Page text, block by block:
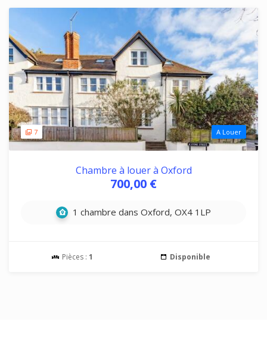
7 A Louer
Chambre à louer à Oxford
700,00 €
1 chambre dans Oxford, OX4 1LP
Pièces : 1 Disponible